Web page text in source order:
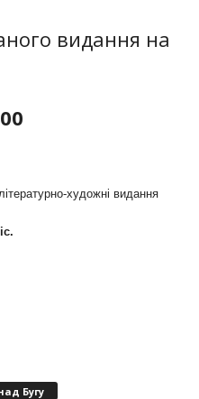
видання на
художні видання
Бугу